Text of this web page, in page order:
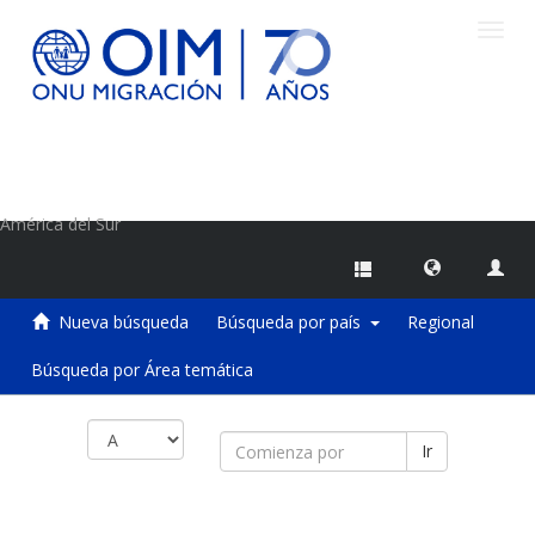
América del Sur
Nueva búsqueda Búsqueda por país Regional
Búsqueda por Área temática
Ir